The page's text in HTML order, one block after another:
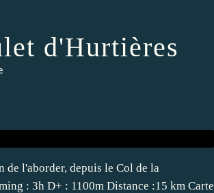
d'Hurtières
de l'aborder, depuis le Col de la
: 3h D+ : 1100m Distance :15 km Carte